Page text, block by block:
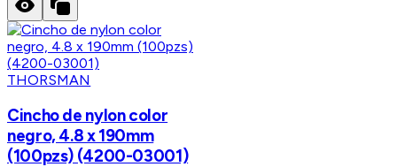
THORSMAN
Cincho de nylon color
negro, 4.8 x 190mm
(100pzs) (4200-03001)